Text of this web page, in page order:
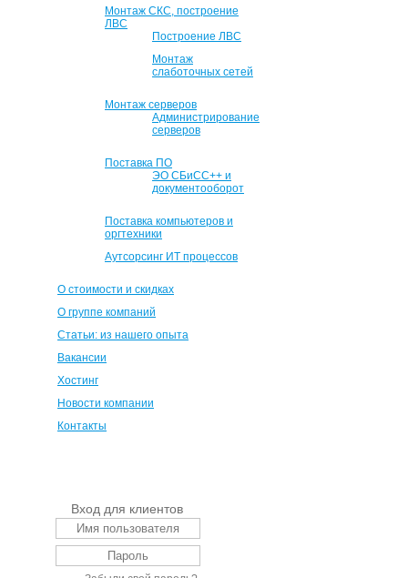
Монтаж СКС, построение
ЛВС
Построение ЛВС
Монтаж
слаботочных сетей
Монтаж серверов
Администрирование
серверов
Поставка ПО
ЭО СБиСС++ и
документооборот
Поставка компьютеров и
оргтехники
Аутсорсинг ИТ процессов
О стоимости и скидках
О группе компаний
Статьи: из нашего опыта
Вакансии
Хостинг
Новости компании
Контакты
Вход для клиентов